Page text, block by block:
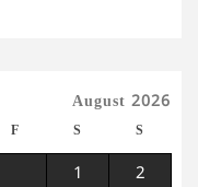
August 2026
F S S
1 2